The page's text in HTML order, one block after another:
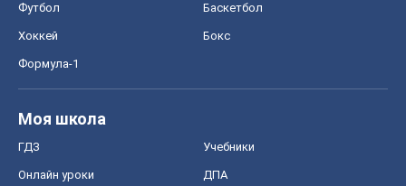
Футбол Баскетбол
Хоккей Бокс
Формула-1
Моя школа
ГДЗ Учебники
Онлайн уроки ДПА